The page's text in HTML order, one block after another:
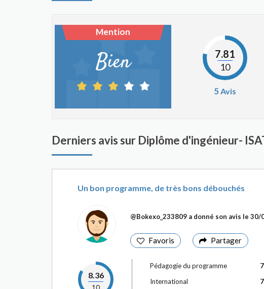
Mention
Bien 7.81
10
5 Avis
Derniers avis sur Diplôme d'ingénieur-
Un bon programme, de très bons débouchés
@Bokexo_233809 a donné son avis le 30/
Favoris Partager
8.36
Pédagogie du programme
International
7